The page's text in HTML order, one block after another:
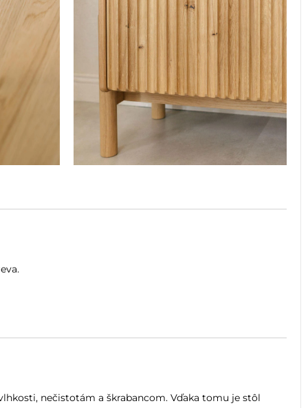
nečistotám a škrabancom. Vďaka tomu je stôl